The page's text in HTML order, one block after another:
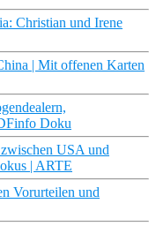
Christian und Irene
| Mit offenen Karten
Doku
USA und
| ARTE
Vorurteilen und